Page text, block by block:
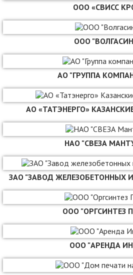
ООО «СВИСС
ООО
АО "ГРУППА
АО «ТАТЭНЕРГО»
НАО "СВЕЗА
ЗАО "ЗАВОД ЖЕЛЕЗОБЕТОННЫХ
ООО "ОРГСИНТЕЗ
ООО "АРЕНДА